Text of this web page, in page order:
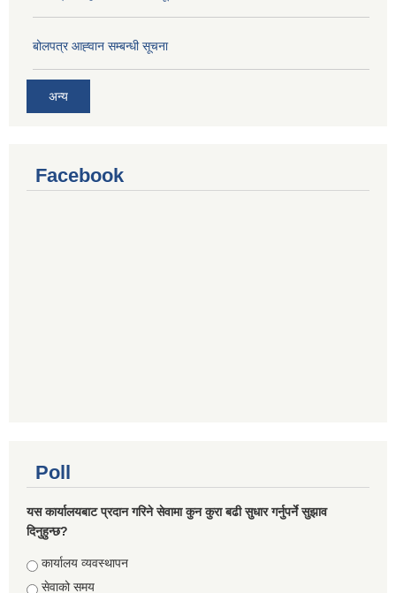
बोलपत्र आह्‍वान सम्बन्धी सूचना
अन्य
Facebook
Poll
यस कार्यालयबाट प्रदान गरिने सेवामा कुन कुरा बढी सुधार गर्नुपर्ने सुझाव
दिनुहुन्छ?
Choices
कार्यालय व्यवस्थापन
सेवाको समय